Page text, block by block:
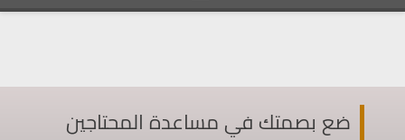
ضع بصمتك في مساعدة المحتاجين